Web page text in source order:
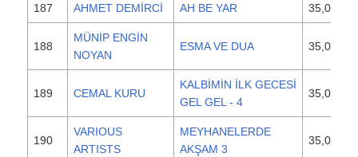
187 AHMET DEMİRCİ AH BE YAR 35,000
188
MÜNİP ENGİN
NOYAN
ESMA VE DUA 35,000
189 CEMAL KURU
KALBİMİN İLK GECESİ
GEL GEL - 4
35,000
190
VARIOUS
ARTISTS
MEYHANELERDE
AKŞAM 3
35,000